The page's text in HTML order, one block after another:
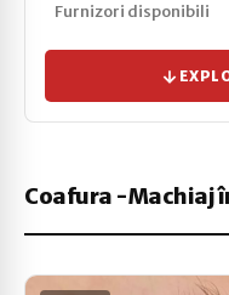
Furnizori disponibili
Coafura -Machiaj